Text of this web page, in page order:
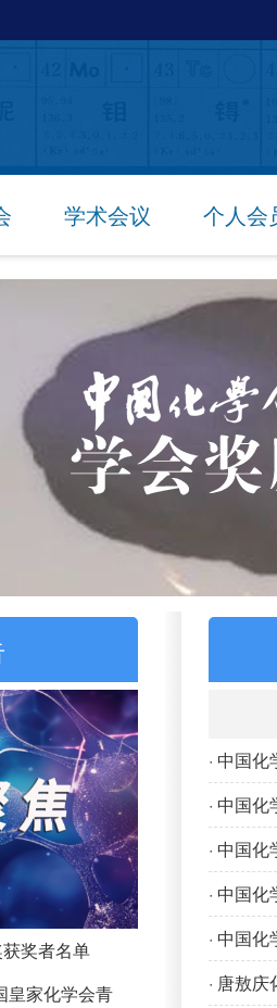
学术会议 个人会
奖者名单
皇家化学会青
· 中国
· 中国
· 中国
· 中国
· 中国
· 唐敖庆